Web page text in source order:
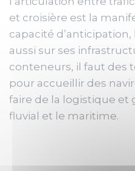
et croisière est la
capacité d’anticipation,
aussi sur ses
conteneurs, il faut des
pour accueillir des
faire de la logistique et
fluvial et le maritime.